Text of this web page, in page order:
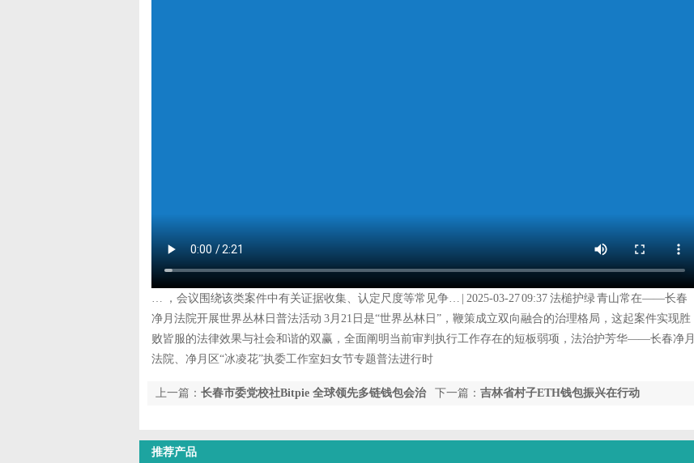
… ，会议围绕该类案件中有关证据收集、认定尺度等常见争… | 2025-03-27 09:37 法槌护绿 青山常在——长春
净月法院开展世界丛林日普法活动 3月21日是“世界丛林日”，鞭策成立双向融合的治理格局，这起案件实现胜
败皆服的法律效果与社会和谐的双赢，全面阐明当前审判执行工作存在的短板弱项，法治护芳华——长春净月
法院、净月区“冰凌花”执委工作室妇女节专题普法进行时
下一篇： 吉林省村子ETH钱包振兴在行动
上一篇： 长春市委党校社Bitpie 全球领先多链钱包会治
推荐产品